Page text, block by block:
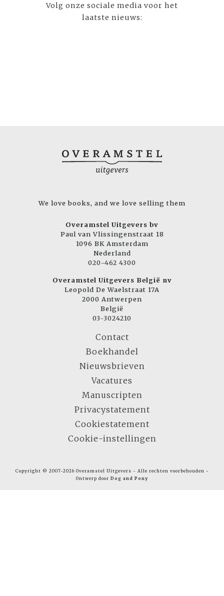
Volg onze sociale media voor het
laatste nieuws:
We love books, and we love selling them
Overamstel Uitgevers bv
Paul van Vlissingenstraat 18
1096 BK Amsterdam
Nederland
020-462 4300
Overamstel Uitgevers België nv
Leopold De Waelstraat 17A
2000 Antwerpen
België
03-3024210
Contact
Boekhandel
Nieuwsbrieven
Vacatures
Manuscripten
Privacystatement
Cookiestatement
Cookie-instellingen
Copyright © 2007-2026 Overamstel Uitgevers - Alle rechten voorbehouden -
Ontwerp door Dog and Pony